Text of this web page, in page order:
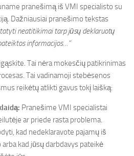
pranešimą iš VMI specialisto su
Dažniausiai pranešimo tekstas
neatitikimai tarp jūsų deklaruotų
informacijos…“
Tai nėra mokesčių patikrinimas
Tai vadinamoji stebėsenos
reikėtų atlikti gavus tokį laišką:
Pranešime VMI specialistai
ar priede rasta problema.
kad nedeklaravote pajamų iš
kad jūsų darbdavys pateikė